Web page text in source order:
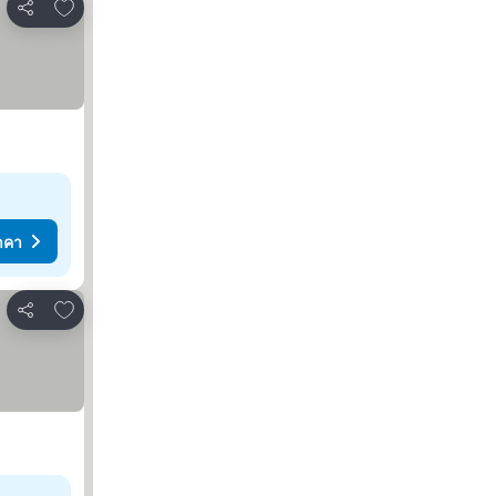
แชร์
เพิ่มในรายการโปรด
า
แชร์
เพิ่มในรายการโปรด